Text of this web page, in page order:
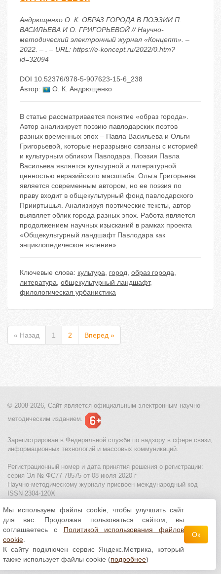
Андрющенко О. К. ОБРАЗ ГОРОДА В ПОЭЗИИ П.
ВАСИЛЬЕВА И О. ГРИГОРЬЕВОЙ // Научно-
методический электронный журнал «Концепт». –
2022. – . – URL: https://e-koncept.ru/2022/0.htm?
id=32094
DOI 10.52376/978-5-907623-15-6_238
Автор:
О. К. Андрющенко
В статье рассматривается понятие «образ города».
Автор анализирует поэзию павлодарских поэтов
разных временных эпох – Павла Васильева и Ольги
Григорьевой, которые неразрывно связаны с историей
и культурным обликом Павлодара. Поэзия Павла
Васильева является культурной и литературной
ценностью евразийского масштаба. Ольга Григорьева
является современным автором, но ее поэзия по
праву входит в общекультурный фонд павлодарского
Прииртышья. Анализируя поэтические тексты, автор
выявляет облик города разных эпох. Работа является
продолжением научных изысканий в рамках проекта
«Общекультурный ландшафт Павлодара как
энциклопедическое явление».
Ключевые слова: культура, город, образ города,
литература, общекультурный ландшафт,
филологическая урбанистика
« Назад 1 2 Вперед »
© 2008-2026, Сайт является официальным электронным научно-
методическим изданием.
Зарегистрирован в Федеральной службе по надзору в сфере связи,
информационных технологий и массовых коммуникаций.
Регистрационный номер и дата принятия решения о регистрации:
серия Эл № ФС77-78575 от 08 июля 2020 г
Научно-методическому журналу присвоен международный код
ISSN 2304-120X
МЦИТО|Школьные олимпиады и онлайн конкурсы для детей
Политика использования файлов cookie| Политика обработки и
защиты персональных данных
Все материалы доступны полицензии Creative
Commons С указанием авторства 4.0 Всемирная
Мы используем файлы cookie, чтобы улучшить сайт
для вас. Продолжая пользоваться сайтом, вы
соглашаетесь с Политикой использования файлов
cookie
К сайту подключен сервис Яндекс.Метрика, который
также использует файлы cookie (подробнее)
Ок